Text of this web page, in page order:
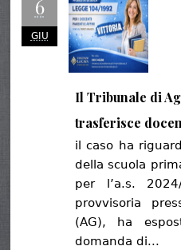
6
GIU
Il Tribunale di
trasferisce
il caso ha
della scuola
per l’a.s.
provvisoria
(AG), ha
domanda di...